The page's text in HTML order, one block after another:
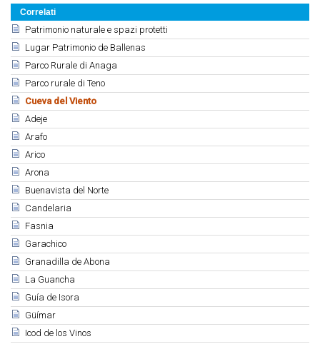
Correlati
Patrimonio naturale e spazi protetti
Lugar Patrimonio de Ballenas
Parco Rurale di Anaga
Parco rurale di Teno
Cueva del Viento
Adeje
Arafo
Arico
Arona
Buenavista del Norte
Candelaria
Fasnia
Garachico
Granadilla de Abona
La Guancha
Guía de Isora
Güímar
Icod de los Vinos